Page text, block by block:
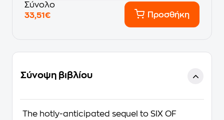
Σύνολο
33,51€
Προσθήκη
Σύνοψη βιβλίου
The hotly-anticipated sequel to SIX OF